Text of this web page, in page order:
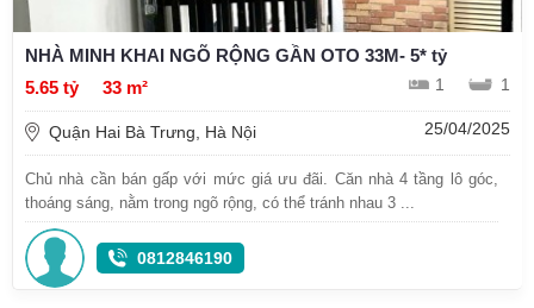
NHÀ MINH KHAI NGÕ RỘNG GẦN OTO 33M- 5* tỷ
5.65 tỷ
33 m² 1 1
Quận Hai Bà Trưng, Hà Nội 25/04/2025
Chủ nhà cần bán gấp với mức giá ưu đãi. Căn nhà 4 tầng lô góc,
thoáng sáng, nằm trong ngõ rộng, có thể tránh nhau 3 ...
0812846190